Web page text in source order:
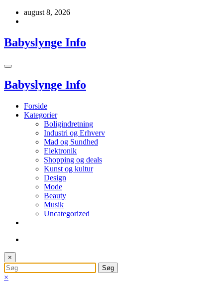
Videreaugust 8, 2026
Babyslynge Info
Babyslynge Info
Forside
Kategorier
Boligindretning
Industri og Erhverv
Mad og Sundhed
Elektronik
Shopping og deals
Kunst og kultur
Design
Mode
Beauty
Musik
Uncategorized
×
×